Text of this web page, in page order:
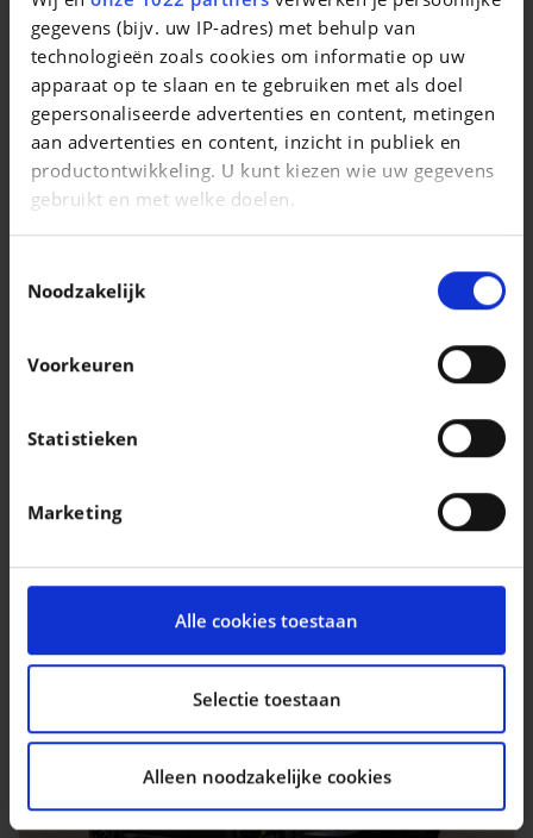
gegevens (bijv. uw IP-adres) met behulp van
technologieën zoals cookies om informatie op uw
apparaat op te slaan en te gebruiken met als doel
gepersonaliseerde advertenties en content, metingen
aan advertenties en content, inzicht in publiek en
productontwikkeling. U kunt kiezen wie uw gegevens
gebruikt en met welke doelen.
Informatie verzamelen over uw geografische
locatie, die tot een paar meter nauwkeurig kan zijn
Uw apparaat identificeren door het actief te
scannen op specifieke eigenschappen
Lees meer over hoe uw persoonlijke gegevens worden
detailgedeelte
in. U kunt uw toestemming op elk moment wijzigen of
intrekken in de Cookieverklaring.
personaliseren, om functies voor social media te
bieden en om ons websiteverkeer te analyseren. Ook
delen we informatie over uw gebruik van onze site met
onze partners voor social media, adverteren en
combineren met andere informatie die u aan ze heeft
verstrekt of die ze hebben verzameld op basis van uw
gebruik van hun services.
Noodzakelijk
Voorkeuren
Statistieken
Marketing
Alle cookies toestaan
Selectie toestaan
Alleen noodzakelijke cookies
1.2 Allure (EU6.2)
15.990 EUR |